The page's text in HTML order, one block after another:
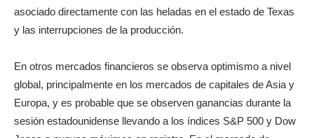
asociado directamente con las heladas en el estado de Texas
y las interrupciones de la producción.
En otros mercados financieros se observa optimismo a nivel
global, principalmente en los mercados de capitales de Asia y
Europa, y es probable que se observen ganancias durante la
sesión estadounidense llevando a los índices S&P 500 y Dow